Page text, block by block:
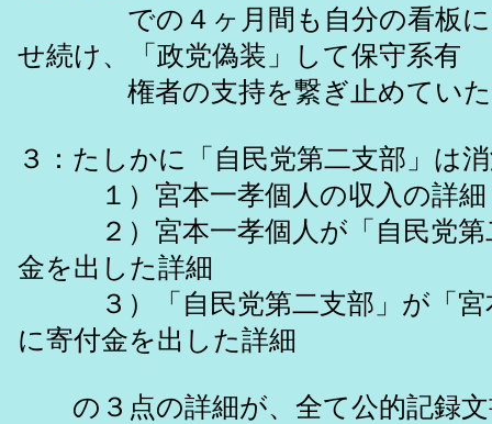
での４ヶ月間も自分の看板に
せ続け、「政党偽装」して保守系有
権者の支持を繋ぎ止めていた
３：たしかに「自民党第二支部」は
１）宮本一孝個人の収入の詳細
２）宮本一孝個人が「自民党第
金を出した詳細
３）「自民党第二支部」が「宮
に寄付金を出した詳細
の３点の詳細が、全て公的記録文